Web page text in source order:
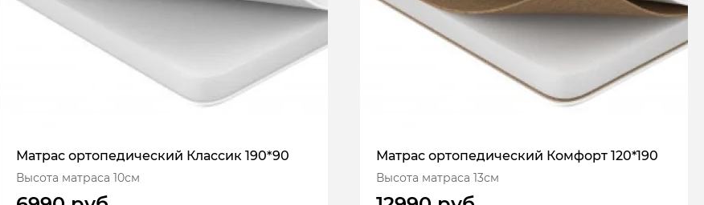
Матрас ортопедический Классик 190*90
Высота матраса 10см
Матрас ортопедический Комфорт 120*190
Высота матраса 13см